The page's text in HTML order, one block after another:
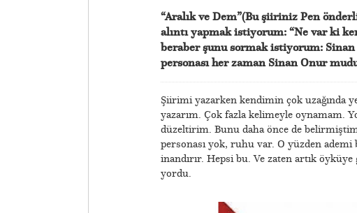
“Aralık ve Dem”(Bu şiiriniz Pen
alıntı yapmak istiyorum: “Ne var ki
beraber şunu sormak istiyorum:
personası her zaman Sinan Onur
Şiirimi yazarken kendimin çok uzağında
yazarım. Çok fazla kelimeyle oynamam.
düzeltirim. Bunu daha önce de
personası yok, ruhu var. O yüzden ademi
inandırır. Hepsi bu. Ve zaten artık
yordu.